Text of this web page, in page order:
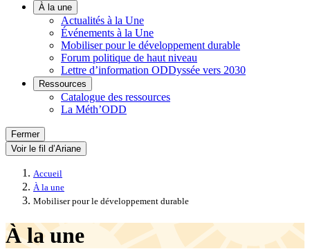
À la une
Actualités à la Une
Événements à la Une
Mobiliser pour le développement durable
Forum politique de haut niveau
Lettre d’information ODDyssée vers 2030
Ressources
Catalogue des ressources
La Méth’ODD
Fermer
Voir le fil d’Ariane
Accueil
À la une
Mobiliser pour le développement durable
À la une